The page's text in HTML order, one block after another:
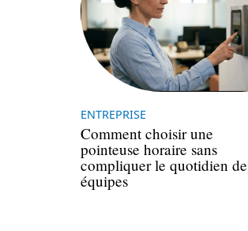
ENTREPRISE
Comment choisir une
pointeuse horaire sans
compliquer le quotidien
équipes